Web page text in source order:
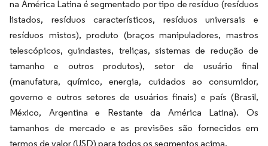
na América Latina é segmentado por tipo de resíduo (resíduos
listados, resíduos característicos, resíduos universais e
resíduos mistos), produto (braços manipuladores, mastros
telescópicos, guindastes, treliças, sistemas de redução de
tamanho e outros produtos), setor de usuário final
(manufatura, químico, energia, cuidados ao consumidor,
governo e outros setores de usuários finais) e país (Brasil,
México, Argentina e Restante da América Latina). Os
tamanhos de mercado e as previsões são fornecidos em
termos de valor (USD) para todos os segmentos acima.